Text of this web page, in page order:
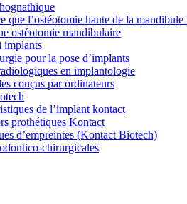
que l’ostéotomie haute de la mandibule
ostéotomie mandibulaire
implants
pour la pose d’implants
en implantologie
conçus par ordinateurs
de l’implant kontact
prothétiques Kontact
d’empreintes (Kontact Biotech)
chirurgicales